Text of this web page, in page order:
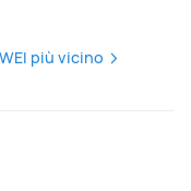
più vicino